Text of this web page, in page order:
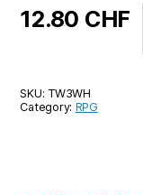
12.80 CHF
SKU: TW3WH
Category: RPG